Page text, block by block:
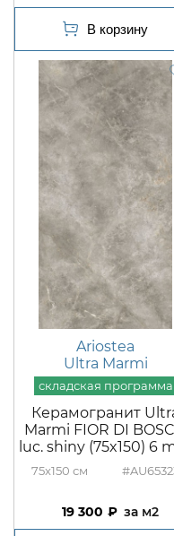
Ariostea
Ultra Marmi
Керамогранит
Marmi FIOR DI
luc. shiny (75x150) 6
75x150
19 300 м2